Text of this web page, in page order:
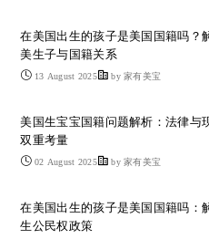
在美国出生的孩子是美国国籍吗？
美生子与国籍关系
13 August 2025 by 家有美宝
美国生宝宝国籍问题解析：法律与
双重考量
02 August 2025 by 家有美宝
在美国出生的孩子是美国国籍吗：
生公民权政策